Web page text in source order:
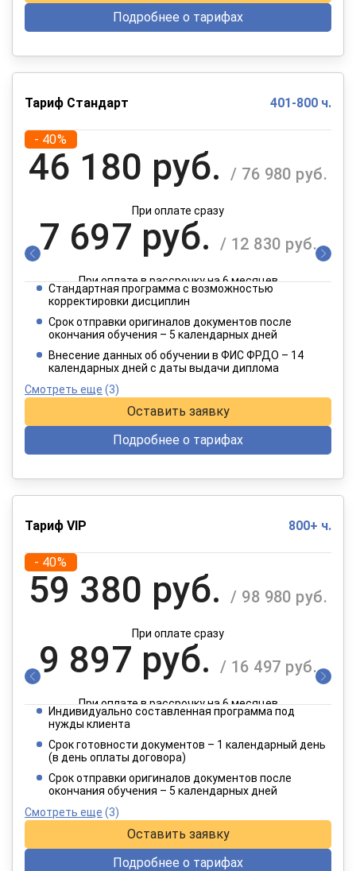
Подробнее о тарифах
Тариф Стандарт 401-800 ч.
- 40%
46 180 руб. / 76 980 руб.
При оплате сразу
7 697 руб. / 12 830 руб.
При оплате в рассрочку на 6 месяцев
3 849 руб.
При оплате в рассрочку на 12 месяцев
Стандартная программа с возможностью
корректировки дисциплин
Срок отправки оригиналов документов после
окончания обучения – 5 календарных дней
Внесение данных об обучении в ФИС ФРДО – 14
календарных дней с даты выдачи диплома
Смотреть еще (3)
Оставить заявку
Подробнее о тарифах
Тариф VIP 800+ ч.
- 40%
59 380 руб. / 98 980 руб.
При оплате сразу
9 897 руб. / 16 497 руб.
При оплате в рассрочку на 6 месяцев
4 949 руб. / 8 249 руб.
При оплате в рассрочку на 12 месяцев
Индивидуально составленная программа под
нужды клиента
Срок готовности документов – 1 календарный день
(в день оплаты договора)
Срок отправки оригиналов документов после
окончания обучения – 5 календарных дней
Смотреть еще (3)
Оставить заявку
Подробнее о тарифах